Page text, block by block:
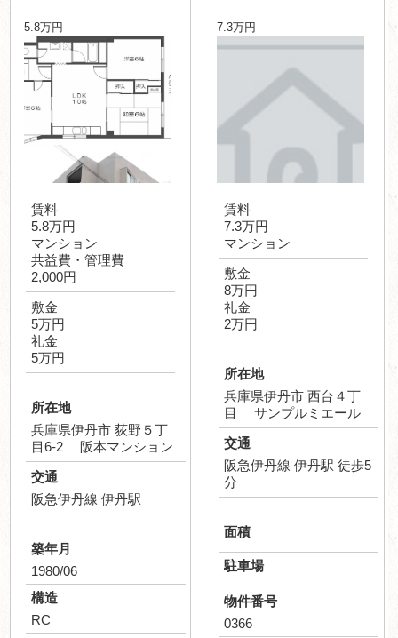
5.8万円
賃料
5.8万円
マンション
共益費・管理費
2,000円
敷金
5万円
礼金
5万円
所在地
兵庫県伊丹市 荻野５丁
目6-2 阪本マンション
交通
阪急伊丹線 伊丹駅
築年月
1980/06
構造
RC
7.3万円
賃料
7.3万円
マンション
敷金
8万円
礼金
2万円
所在地
兵庫県伊丹市 西台４丁
目 サンプルミエール
交通
阪急伊丹線 伊丹駅 徒歩5
分
面積
駐車場
物件番号
0366